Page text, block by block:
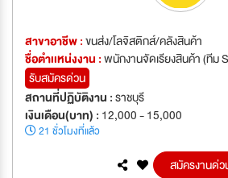
สาขาอาชีพ :ขนส่ง/โลจิสติกส์/คลังสินค้า
ชื่อตำเเหน่งงาน :พนักงานจัดเรียงสินค้า (ทีม
รับสมัครด่วน
สถานที่ปฏิบัติงาน :ราชบุรี
เงินเดือน(บาท) : 12,000 - 15,000
21 ชั่วโมงที่แล้ว
สมัครงานด่